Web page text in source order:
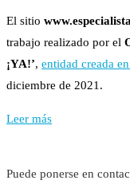
El sitio
trabajo realizado por el
¡YA!’, entidad creada
diciembre de 2021.
Leer más
Puede ponerse en